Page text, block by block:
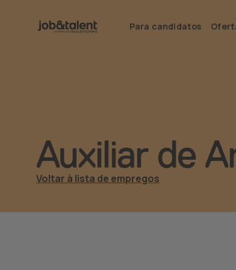
Para candidatos
Auxiliar de
Voltar à lista de empregos